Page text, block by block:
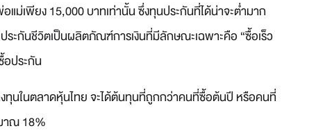
ม่เพียง 15,000 บาทเท่านั้น ซึ่งทุนประกันที่ได้น่าจะต่ำมาก
ระกันชีวิตเป็นผลิตภัณฑ์การเงินที่มีลักษณะเฉพาะคือ “ซื้อเร็ว
อประกัน
ทุนในตลาดหุ้นไทย จะได้ต้นทุนที่ถูกกว่าคนที่ซื้อต้นปี หรือคนที่
าณ 18%